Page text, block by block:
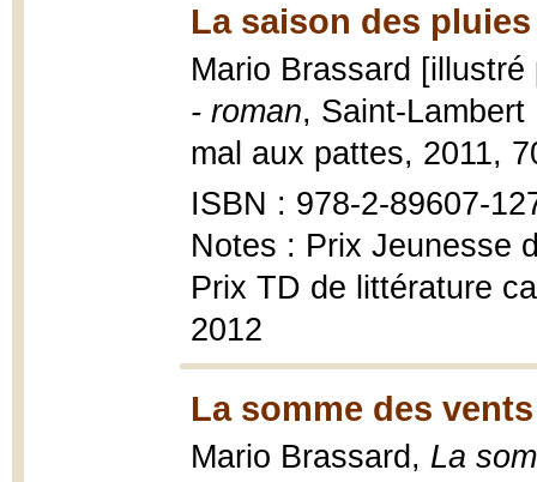
La saison des pluies
Mario Brassard
- roman, Saint-
mal aux pattes, 2011,
ISBN : 978-2-89607-
Notes : Prix Jeunesse
Prix TD de littérature
2012
La somme des
Mario Brassard, La